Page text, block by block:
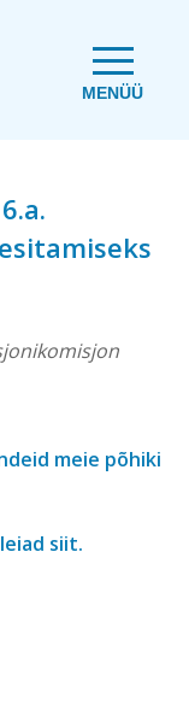
MENÜÜ
meie põhiki
siit.